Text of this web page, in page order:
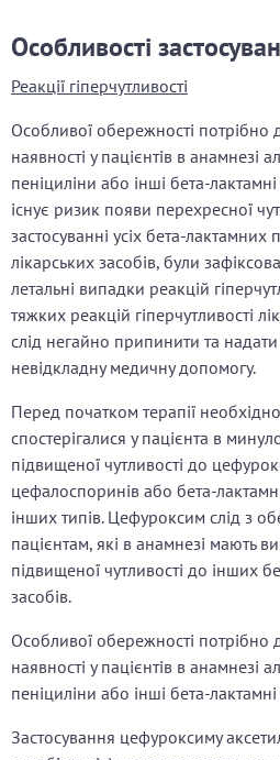
Особливості
Реакції гіперчутливості
Особливої обережності потрібно
наявності у пацієнтів в анамнезі
пеніциліни або інші бета-
існує ризик появи перехресної
застосуванні усіх бета-
лікарських засобів, були
летальні випадки реакцій
тяжких реакцій гіперчутливості
слід негайно припинити та надати
невідкладну медичну допомогу.
Перед початком терапії
спостерігалися у пацієнта в
підвищеної чутливості до
цефалоспоринів або бета-
інших типів. Цефуроксим слід з
пацієнтам, які в анамнезі мають
підвищеної чутливості до інших
засобів.
Особливої обережності потрібно
наявності у пацієнтів в анамнезі
пеніциліни або інші бета-
Застосування цефуроксиму